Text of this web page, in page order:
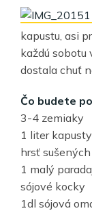
kapustu, asi
každú sobotu
dostala chuť
Čo budete
3-4 zemiaky
1 liter
hrsť
1 malý
sójové kocky
1dl sójová